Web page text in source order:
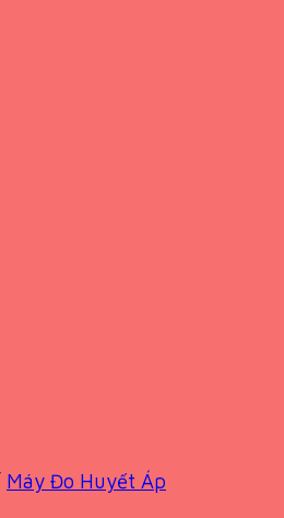
Máy Đo Huyết Áp